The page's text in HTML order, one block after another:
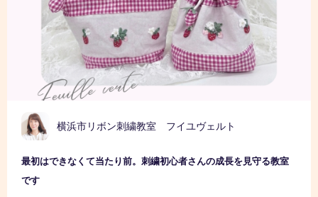
横浜市リボン刺繍教室 フイユヴェルト
最初はできなくて当たり前。刺繍初心者さんの成長を見守る教室
です